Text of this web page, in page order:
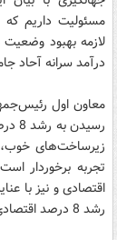
مسئولیت داریم که
لازمه بهبود
درآمد سرانه آحاد
معاون اول
زیرساخت‌های خوب،
تجربه برخوردار
اقتصادی و نیز با
رشد 8 درصد اقتصادی در کشور را محقق سازیم.